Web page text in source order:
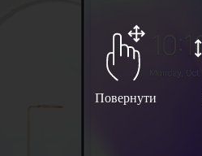
Повернути